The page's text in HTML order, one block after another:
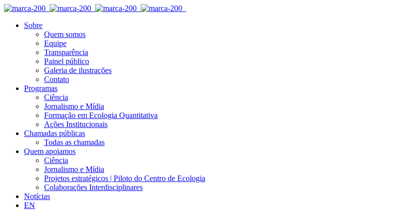
Sobre
Quem somos
Equipe
Transparência
Painel público
Galeria de ilustrações
Contato
Programas
Ciência
Jornalismo e Mídia
Formação em Ecologia Quantitativa
Ações Institucionais
Chamadas públicas
Todas as chamadas
Quem apoiamos
Ciência
Jornalismo e Mídia
Projetos estratégicos | Piloto do Centro de Ecologia
Colaborações Interdisciplinares
Notícias
EN